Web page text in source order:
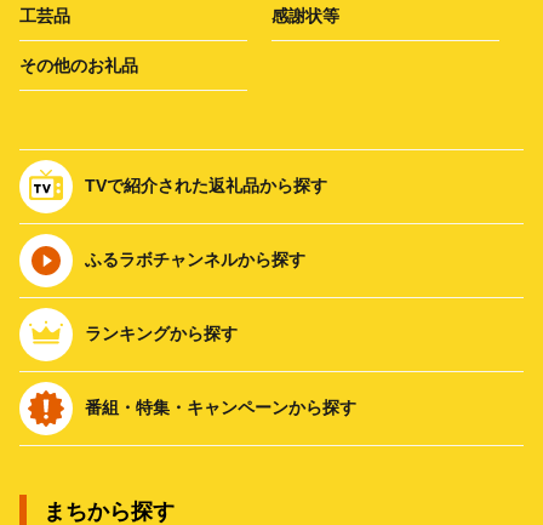
工芸品 感謝状等
その他のお礼品
TVで紹介された返礼品から探す
ふるラボチャンネルから探す
ランキングから探す
番組・特集・キャンペーンから探す
まちから探す